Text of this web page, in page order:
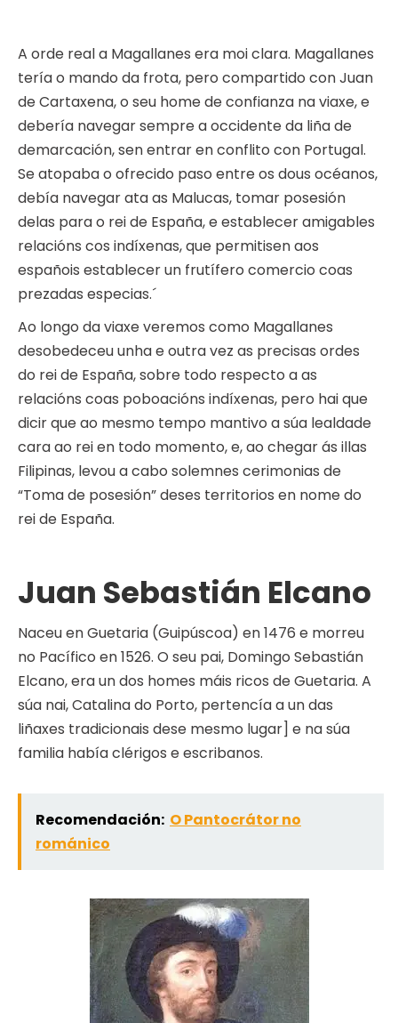
A orde real a Magallanes era moi clara. Magallanes
tería o mando da frota, pero compartido con Juan
de Cartaxena, o seu home de confianza na viaxe, e
debería navegar sempre a occidente da liña de
demarcación, sen entrar en conflito con Portugal.
Se atopaba o ofrecido paso entre os dous océanos,
debía navegar ata as Malucas, tomar posesión
delas para o rei de España, e establecer amigables
relacións cos indíxenas, que permitisen aos
españois establecer un frutífero comercio coas
prezadas especias.´
Ao longo da viaxe veremos como Magallanes
desobedeceu unha e outra vez as precisas ordes
do rei de España, sobre todo respecto a as
relacións coas poboacións indíxenas, pero hai que
dicir que ao mesmo tempo mantivo a súa lealdade
cara ao rei en todo momento, e, ao chegar ás illas
Filipinas, levou a cabo solemnes cerimonias de
“Toma de posesión” deses territorios en nome do
rei de España.
Juan Sebastián Elcano
Naceu en Guetaria (Guipúscoa) en 1476 e morreu
no Pacífico en 1526. O seu pai, Domingo Sebastián
Elcano, era un dos homes máis ricos de Guetaria. A
súa nai, Catalina do Porto, pertencía a un das
liñaxes tradicionais dese mesmo lugar] e na súa
familia había clérigos e escribanos.
Recomendación: O Pantocrátor no
románico